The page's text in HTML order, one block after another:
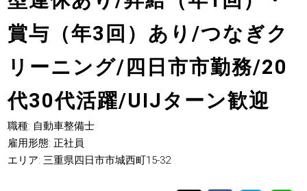
賞与（年3回）あり/つなぎク
リーニング/四日市市勤務/20
代30代活躍/UIJターン歓迎
職種: 自動車整備士
雇用形態: 正社員
エリア: 三重県四日市市城西町15-32